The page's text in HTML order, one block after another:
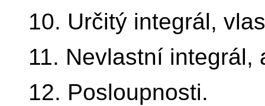
10. Určitý integrál,
11. Nevlastní integrál,
12. Posloupnosti.